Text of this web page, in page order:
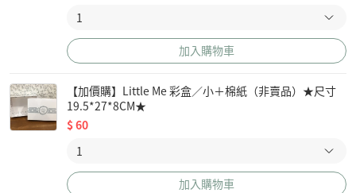
加入購物車
【加價購】Little Me 彩盒／小＋棉紙（非賣品）★尺寸
19.5*27*8CM★
$60
加入購物車